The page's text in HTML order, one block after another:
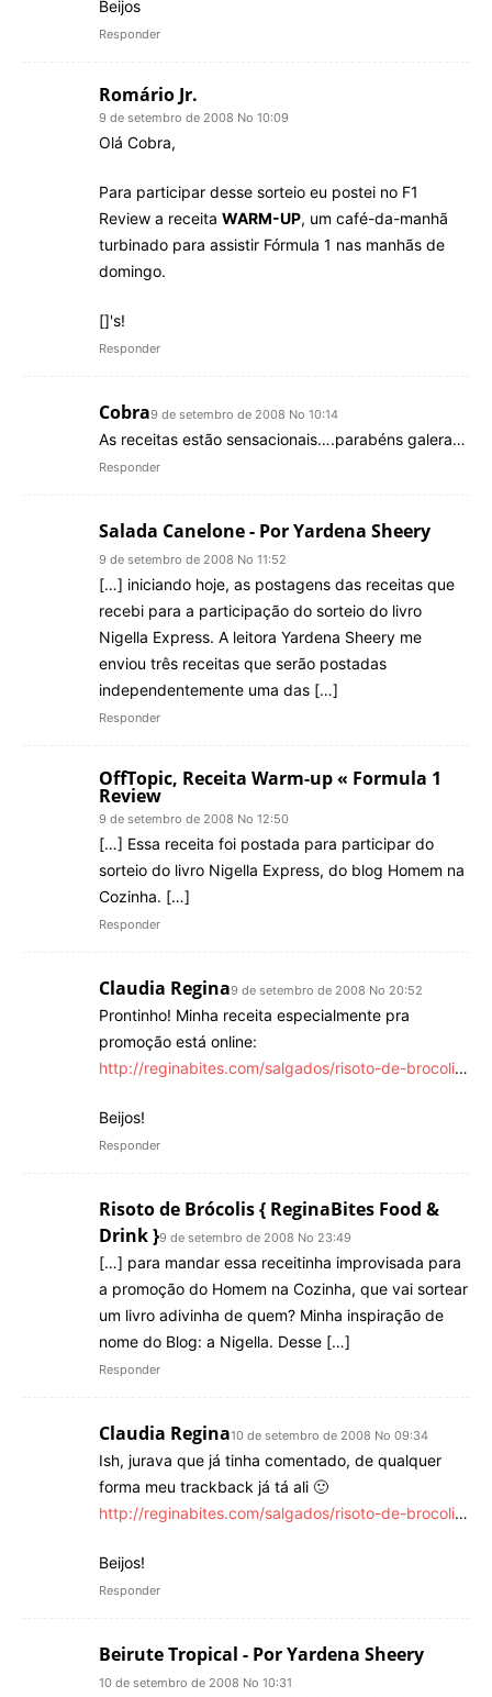
Beijos
Responder
Romário Jr.
9 de setembro de 2008 No 10:09
Olá Cobra,
Para participar desse sorteio eu postei no F1
Review a receita WARM-UP, um café-da-manhã
turbinado para assistir Fórmula 1 nas manhãs de
domingo.
[]'s!
Responder
Cobra9 de setembro de 2008 No 10:14
As receitas estão sensacionais….parabéns galera…
Responder
Salada Canelone - Por Yardena Sheery
9 de setembro de 2008 No 11:52
[…] iniciando hoje, as postagens das receitas que
recebi para a participação do sorteio do livro
Nigella Express. A leitora Yardena Sheery me
enviou três receitas que serão postadas
independentemente uma das […]
Responder
OffTopic, Receita Warm-up « Formula 1
Review
9 de setembro de 2008 No 12:50
[…] Essa receita foi postada para participar do
sorteio do livro Nigella Express, do blog Homem na
Cozinha. […]
Responder
Claudia Regina9 de setembro de 2008 No 20:52
Prontinho! Minha receita especialmente pra
promoção está online:
http://reginabites.com/salgados/risoto-de-brocoli…
Beijos!
Responder
Risoto de Brócolis { ReginaBites Food &
Drink }9 de setembro de 2008 No 23:49
[…] para mandar essa receitinha improvisada para
a promoção do Homem na Cozinha, que vai sortear
um livro adivinha de quem? Minha inspiração de
nome do Blog: a Nigella. Desse […]
Responder
Claudia Regina10 de setembro de 2008 No 09:34
Ish, jurava que já tinha comentado, de qualquer
forma meu trackback já tá ali 🙂
http://reginabites.com/salgados/risoto-de-brocoli…
Beijos!
Responder
Beirute Tropical - Por Yardena Sheery
10 de setembro de 2008 No 10:31